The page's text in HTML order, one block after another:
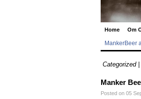
Home Om
MankerBeer
Categorized |
Manker
Posted on 05